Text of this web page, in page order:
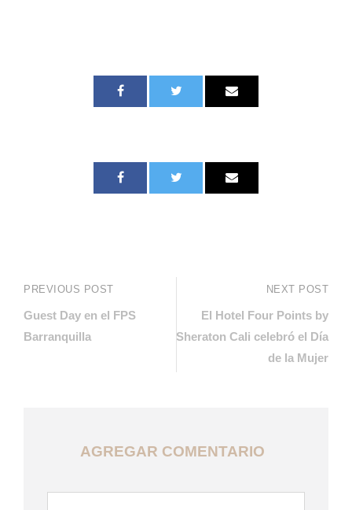
PREVIOUS POST
Guest Day en el FPS
Barranquilla
NEXT POST
El Hotel Four Points by
Sheraton Cali celebró el Día
de la Mujer
AGREGAR COMENTARIO